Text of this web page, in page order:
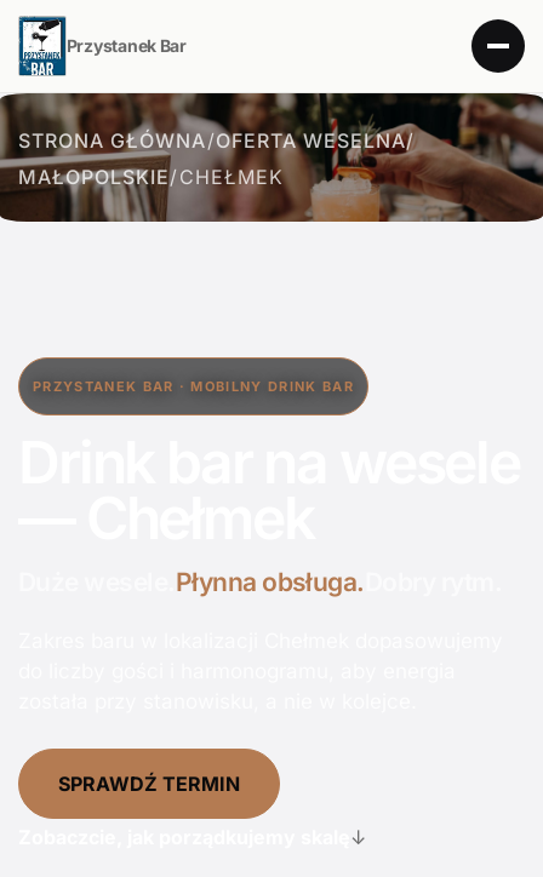
Przystanek Bar
STRONA GŁÓWNA/OFERTA WESELNA/
MAŁOPOLSKIE/CHEŁMEK
PRZYSTANEK BAR · MOBILNY DRINK BAR
Płynna obsługa.
SPRAWDŹ TERMIN
↓